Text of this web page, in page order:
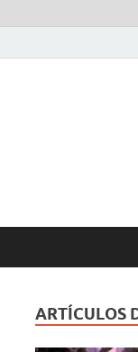
ARTÍCULOS